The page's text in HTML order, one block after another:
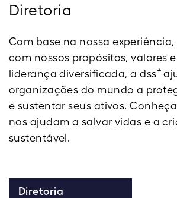
Diretoria
Com base na nossa
com nossos propósitos, valores
liderança diversificada, a dss+
organizações do mundo a
e sustentar seus ativos.
nos ajudam a salvar vidas e a
sustentável.
Diretoria